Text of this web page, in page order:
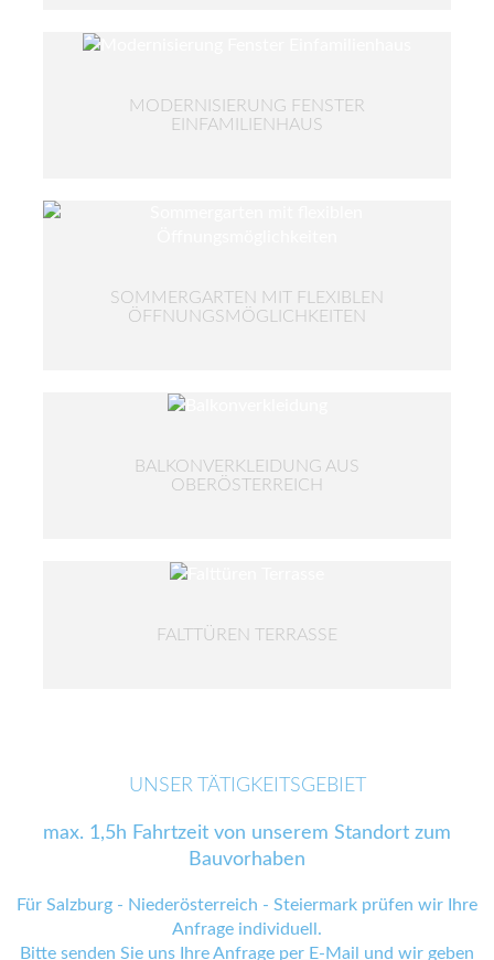
MODERNISIERUNG FENSTER
EINFAMILIENHAUS
SOMMERGARTEN MIT FLEXIBLEN
ÖFFNUNGSMÖGLICHKEITEN
BALKONVERKLEIDUNG AUS
OBERÖSTERREICH
FALTTÜREN TERRASSE
UNSER TÄTIGKEITSGEBIET
max. 1,5h Fahrtzeit von unserem Standort zum
Bauvorhaben
Für Salzburg - Niederösterreich - Steiermark prüfen wir Ihre
Anfrage individuell.
Bitte senden Sie uns Ihre Anfrage per E-Mail
und wir geben